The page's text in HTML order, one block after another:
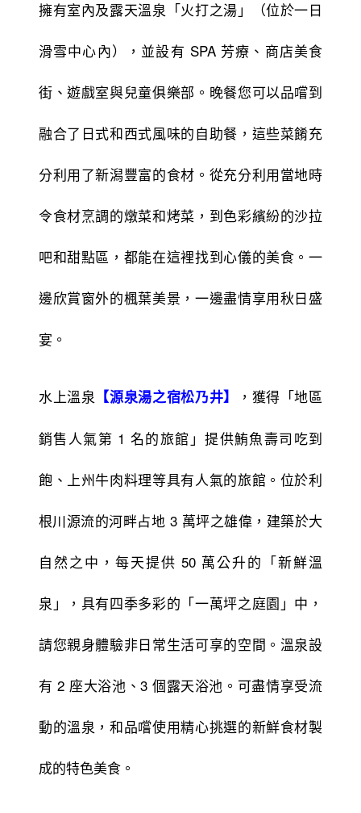
擁有室內及露天溫泉「火打之湯」（位於一日
滑雪中心內），並設有 SPA 芳療、商店美食
街、遊戲室與兒童俱樂部。晚餐您可以品嚐到
融合了日式和西式風味的自助餐，這些菜餚充
分利用了新潟豐富的食材。從充分利用當地時
令食材烹調的燉菜和烤菜，到色彩繽紛的沙拉
吧和甜點區，都能在這裡找到心儀的美食。一
邊欣賞窗外的楓葉美景，一邊盡情享用秋日盛
宴。
水上溫泉 【源泉湯之宿松乃井】 ，獲得「地區
銷售人氣第 1 名的旅館」提供鮪魚壽司吃到
飽、上州牛肉料理等具有人氣的旅館。位於利
根川源流的河畔占地 3 萬坪之雄偉，建築於大
自然之中，每天提供 50 萬公升的「新鮮溫
泉」，具有四季多彩的「一萬坪之庭園」中，
請您親身體驗非日常生活可享的空間。溫泉設
有 2 座大浴池、3 個露天浴池。可盡情享受流
動的溫泉，和品嚐使用精心挑選的新鮮食材製
成的特色美食。